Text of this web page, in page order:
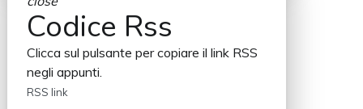
Codice Rss
Clicca sul pulsante per copiare il link RSS
negli appunti.
RSS link